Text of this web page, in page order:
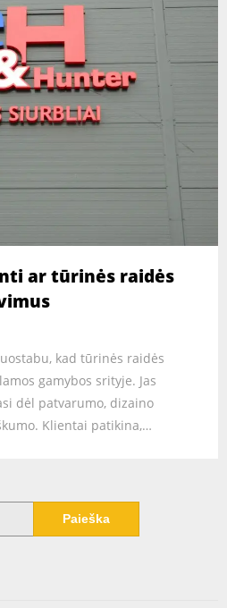
ar tūrinės raidės
kad tūrinės raidės
gamybos srityje. Jas
dėl patvarumo, dizaino
Klientai patikina,…